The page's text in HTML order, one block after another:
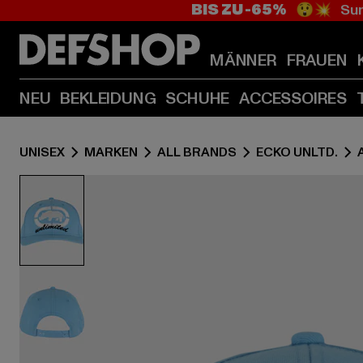
BIS ZU -65% 😲💥
MÄNNER FRAUEN
NEU BEKLEIDUNG SCHUHE ACCESSOIRES
UNISEX MARKEN ALL BRANDS ECKO UNLTD.